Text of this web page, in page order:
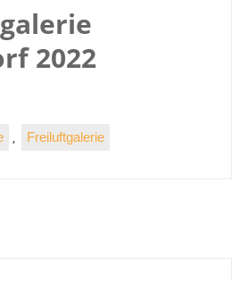
2022
, Freiluftgalerie